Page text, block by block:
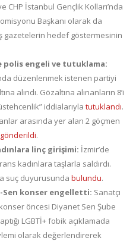
CHP İstanbul Gençlik Kolları’nda
Başkanı olarak da
gazetelerin hedef göstermesinin
polis engeli ve tutuklama:
düzenlenmek istenen partiyi
alındı. Gözaltına alınanların 8’i
iddialarıyla tutuklandı.
arasında yer alan 2 göçmen
gönderildi.
linç girişimi: İzmir’de
kadınlara taşlarla saldırdı.
suç duyurusunda bulundu.
Sen konser engelletti: Sanatçı
öncesi Diyanet Sen Şube
LGBTİ+ fobik açıklamada
olarak değerlendirerek